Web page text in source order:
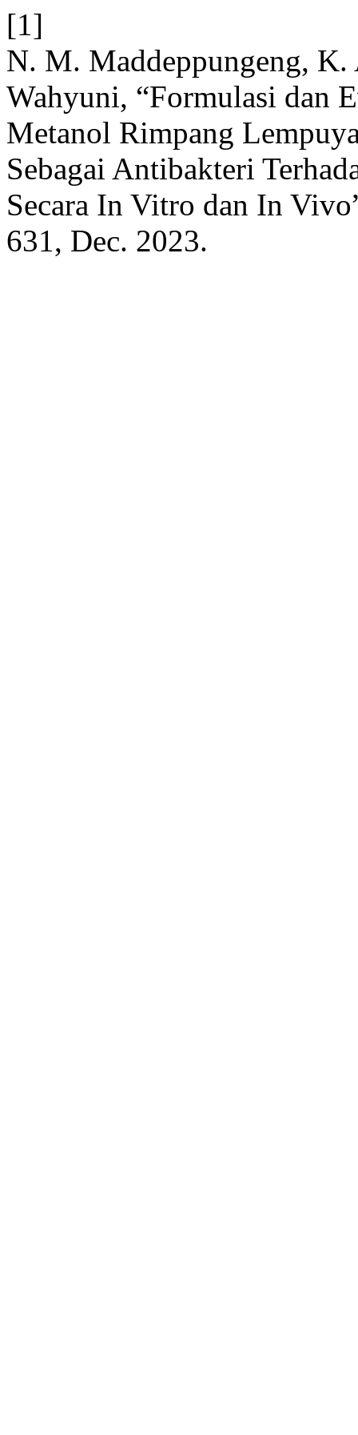
[1]
N. M. Maddeppungeng,
Wahyuni, “Formulasi dan
Metanol Rimpang
Sebagai Antibakteri
Secara In Vitro dan In
631, Dec. 2023.